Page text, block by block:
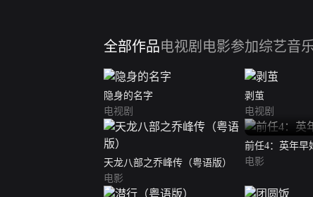
电影金像奖最佳女主
全部作品电视剧 电影参加综艺音
隐身的名字
电视剧
剥茧
电视剧
天龙八部之乔峰传（粤语版）
电影
前任4：英年早
电影